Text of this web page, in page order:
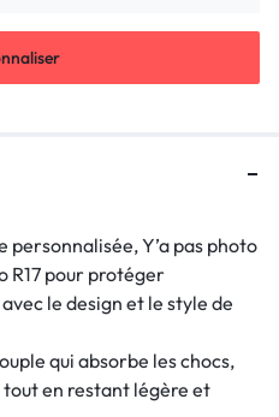
personnalisée, Y’a pas photo
R17 pour protéger
le design et le style de
qui absorbe les chocs,
en restant légère et